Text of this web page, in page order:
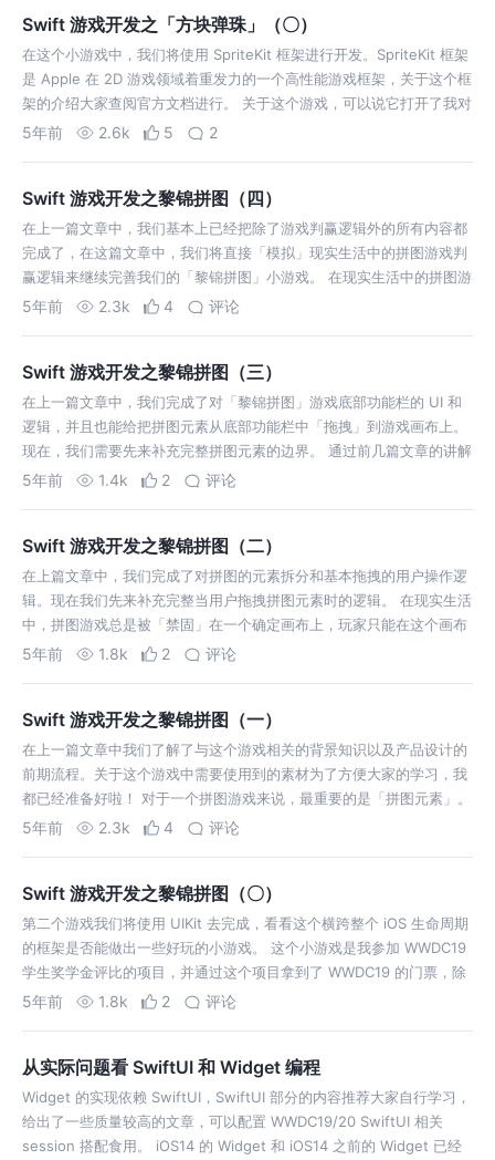
Swift 游戏开发之「方块弹珠」（〇）
在这个小游戏中，我们将使用 SpriteKit 框架进行开发。SpriteKit 框架
是 Apple 在 2D 游戏领域着重发力的一个高性能游戏框架，关于这个框
架的介绍大家查阅官方文档进行。 关于这个游戏，可以说它打开了我对
游戏开发的大门。在 17 年中的暑假，我使用了 Coc…
5年前 2.6k 5 2
Swift 游戏开发之黎锦拼图（四）
在上一篇文章中，我们基本上已经把除了游戏判赢逻辑外的所有内容都
完成了，在这篇文章中，我们将直接「模拟」现实生活中的拼图游戏判
赢逻辑来继续完善我们的「黎锦拼图」小游戏。 在现实生活中的拼图游
戏，不管拼图是多大的尺寸，最终我们都可以隐约发现其有二维数组的
5年前 2.3k 4 评论
Swift 游戏开发之黎锦拼图（三）
在上一篇文章中，我们完成了对「黎锦拼图」游戏底部功能栏的 UI 和
逻辑，并且也能给把拼图元素从底部功能栏中「拖拽」到游戏画布上。
现在，我们需要先来补充完整拼图元素的边界。 通过前几篇文章的讲解
相比大家对这个游戏的规则已经非常清晰了，也明白了拼图元素只能在
5年前 1.4k 2 评论
Swift 游戏开发之黎锦拼图（二）
在上篇文章中，我们完成了对拼图的元素拆分和基本拖拽的用户操作逻
辑。现在我们先来补充完整当用户拖拽拼图元素时的逻辑。 在现实生活
中，拼图游戏总是被「禁固」在一个确定画布上，玩家只能在这个画布
中发挥自己的想象力，恢复拼图。因此，我们也需要在画布上给用户限
5年前 1.8k 2 评论
Swift 游戏开发之黎锦拼图（一）
在上一篇文章中我们了解了与这个游戏相关的背景知识以及产品设计的
前期流程。关于这个游戏中需要使用到的素材为了方便大家的学习，我
都已经准备好啦！ 对于一个拼图游戏来说，最重要的是「拼图元素」。
想必大家小时候包括现在可能也一直在玩拼图，拼图游戏的本质上跟我
5年前 2.3k 4 评论
Swift 游戏开发之黎锦拼图（〇）
第二个游戏我们将使用 UIKit 去完成，看看这个横跨整个 iOS 生命周期
的框架是否能做出一些好玩的小游戏。 这个小游戏是我参加 WWDC19
学生奖学金评比的项目，并通过这个项目拿到了 WWDC19 的门票，除
了机票外和晚餐外，真的可以在圣何塞一周随便玩耍且零支出。当时奖
5年前 1.8k 2 评论
从实际问题看 SwiftUI 和 Widget 编程
Widget 的实现依赖 SwiftUI，SwiftUI 部分的内容推荐大家自行学习，
给出了一些质量较高的文章，可以配置 WWDC19/20 SwiftUI 相关
session 搭配食用。 iOS14 的 Widget 和 iOS14 之前的 Widget 已经